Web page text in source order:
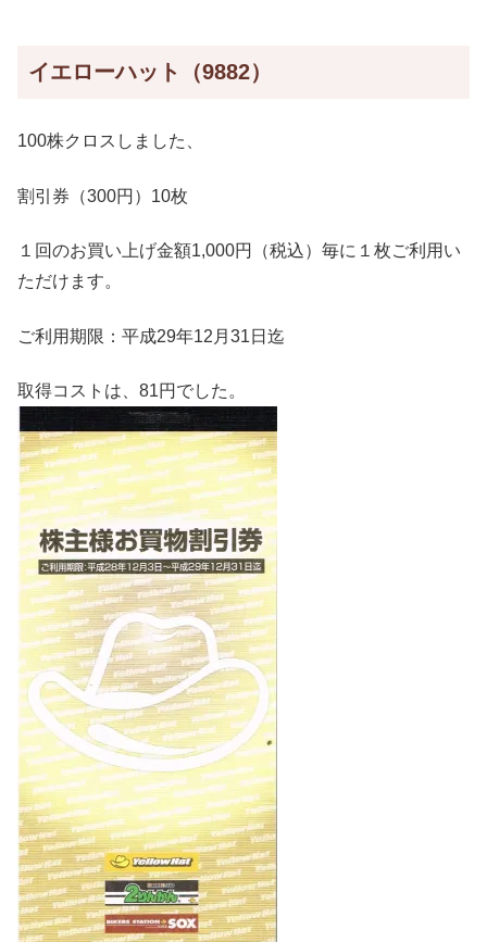
イエローハット（9882）
100株クロスしました、
割引券（300円）10枚
１回のお買い上げ金額1,000円（税込）毎に１枚ご利用い
ただけます。
ご利用期限：平成29年12月31日迄
取得コストは、81円でした。